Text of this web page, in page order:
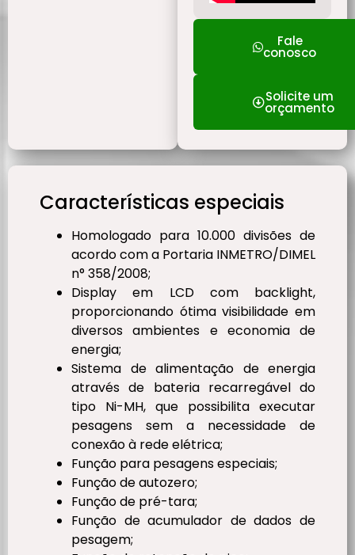
Fale
conosco
Solicite um
orçamento
Características especiais
Homologado para 10.000 divisões de
acordo com a Portaria INMETRO/DIMEL
n° 358/2008;
Display em LCD com backlight,
proporcionando ótima visibilidade em
diversos ambientes e economia de
energia;
Sistema de alimentação de energia
através de bateria recarregável do
tipo Ni-MH, que possibilita executar
pesagens sem a necessidade de
conexão à rede elétrica;
Função para pesagens especiais;
Função de autozero;
Função de pré-tara;
Função de acumulador de dados de
pesagem;